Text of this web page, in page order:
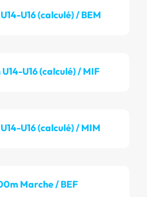
U16 (calculé) / BEM
U16 (calculé) / MIF
U16 (calculé) / MIM
Marche / BEF